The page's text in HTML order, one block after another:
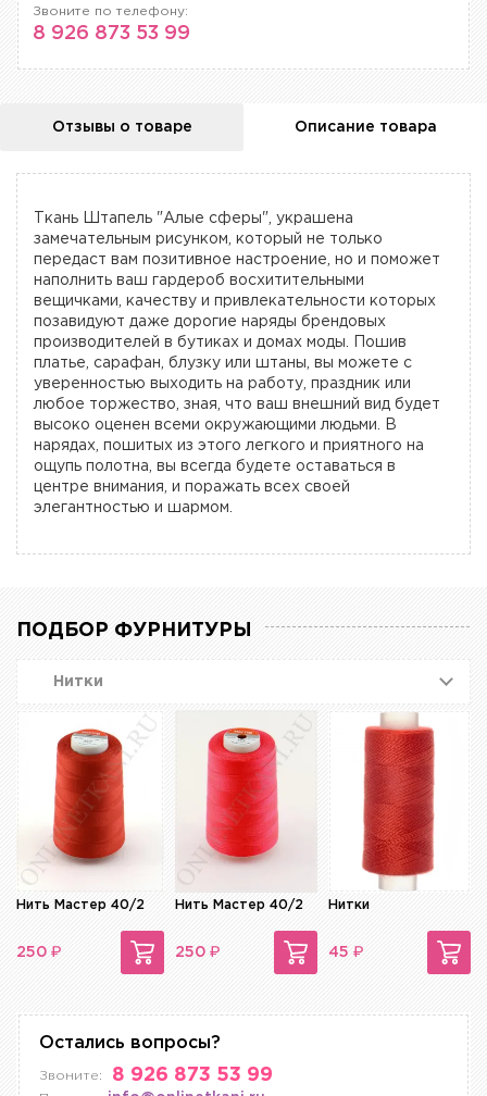
Звоните по телефону:
8 926 873 53 99
Отзывы о товаре Описание товара
Ткань Штапель "Алые сферы", украшена
замечательным рисунком, который не только
передаст вам позитивное настроение, но и поможет
наполнить ваш гардероб восхитительными
вещичками, качеству и привлекательности которых
позавидуют даже дорогие наряды брендовых
производителей в бутиках и домах моды. Пошив
платье, сарафан, блузку или штаны, вы можете с
уверенностью выходить на работу, праздник или
любое торжество, зная, что ваш внешний вид будет
высоко оценен всеми окружающими людьми. В
нарядах, пошитых из этого легкого и приятного на
ощупь полотна, вы всегда будете оставаться в
центре внимания, и поражать всех своей
элегантностью и шармом.
ПОДБОР ФУРНИТУРЫ
Нитки
Нить Мастер 40/2
250 ₽
Нить Мастер 40/2
250 ₽
Нитки
45 ₽
Остались вопросы?
Звоните: 8 926 873 53 99